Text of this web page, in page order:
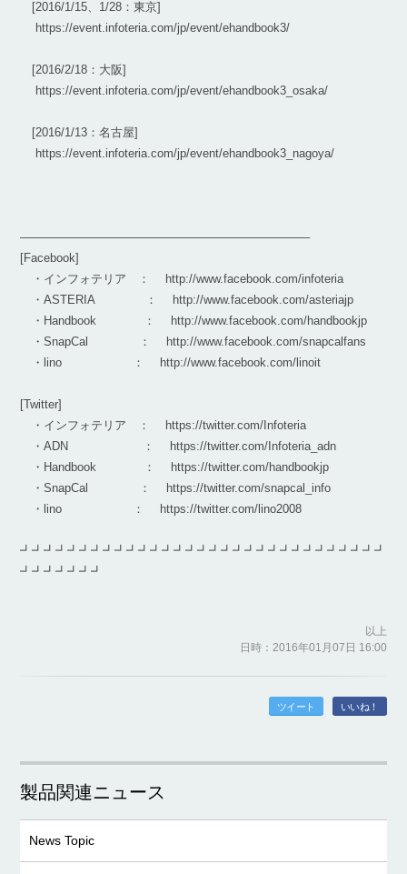
[2016/1/15、1/28：東京]
https://event.infoteria.com/jp/event/ehandbook3/
[2016/2/18：大阪]
https://event.infoteria.com/jp/event/ehandbook3_osaka/
[2016/1/13：名古屋]
https://event.infoteria.com/jp/event/ehandbook3_nagoya/
————————————————————————–
[Facebook]
・インフォテリア ： http://www.facebook.com/infoteria
・ASTERIA ： http://www.facebook.com/asteriajp
・Handbook ： http://www.facebook.com/handbookjp
・SnapCal ： http://www.facebook.com/snapcalfans
・lino ： http://www.facebook.com/linoit
[Twitter]
・インフォテリア ： https://twitter.com/Infoteria
・ADN ： https://twitter.com/Infoteria_adn
・Handbook ： https://twitter.com/handbookjp
・SnapCal ： https://twitter.com/snapcal_info
・lino ： https://twitter.com/lino2008
┛┛┛┛┛┛┛┛┛┛┛┛┛┛┛┛┛┛┛┛┛┛┛┛┛┛┛┛┛┛┛
┛┛┛┛┛┛┛
以上
日時：2016年01月07日 16:00
ツイート いいね！
製品関連ニュース
News Topic